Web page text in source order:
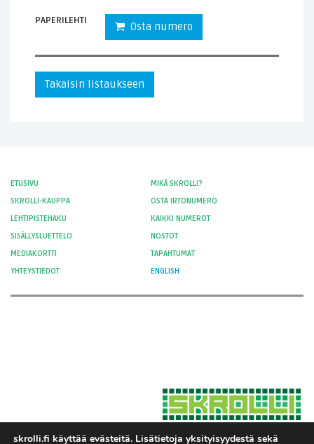
PAPERILEHTI Osta numero
Takaisin listaukseen
ETUSIVU
MIKÄ SKROLLI?
SKROLLI-KAUPPA
OSTA IRTONUMERO
LEHTIPISTEHAKU
KAIKKI NUMEROT
SISÄLLYSLUETTELO
NOSTOT
MEDIAKORTTI
TAPAHTUMAT
YHTEYSTIEDOT
ENGLISH
skrolli.fi käyttää evästeitä. Lisätietoja yksityisyydestä sekä